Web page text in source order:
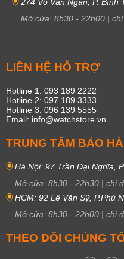
Mở cửa: 8h30 - 22h00 |
LIÊN HỆ HỖ TRỢ
Hotline 1: 093 189 2222
Hotline 2: 097 189 3333
Hotline 3: 096 139 5555
Email: info@watchstore.vn
TRUNG TÂM BẢO
Hà Nội: 97 Trần Đại Nghĩa,
Mở cửa: 8h30 - 22h30 | chỉ
HCM: 92 Lê Văn Sỹ, P.Phú
Mở cửa: 8h30 - 22h00 | chỉ
THEO DÕI CHÚNG